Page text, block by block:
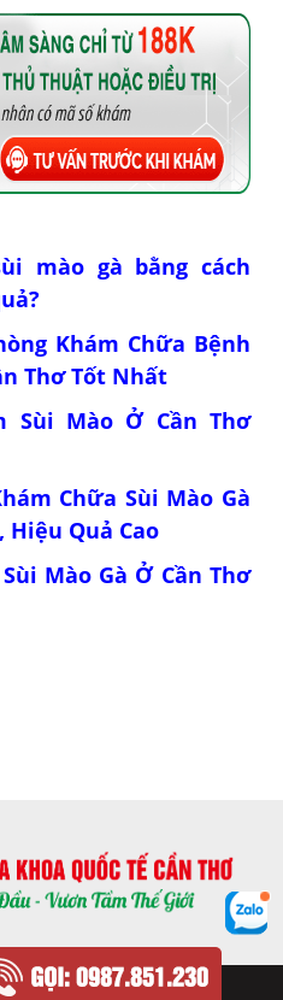
mào gà bằng cách
Khám Chữa Bệnh
Thơ Tốt Nhất
Sùi Mào Ở Cần Thơ
Chữa Sùi Mào Gà
Hiệu Quả Cao
Mào Gà Ở Cần Thơ
Powered bySalekit.com